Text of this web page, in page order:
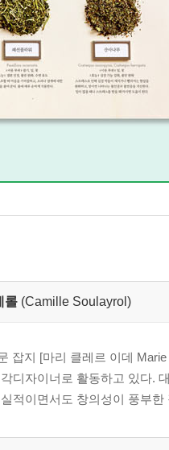
롤 (Camille Soulayrol)
잡지 [마리 클레르 이데
디자이너로 활동하고 있다.
적이면서도 창의성이 풍부